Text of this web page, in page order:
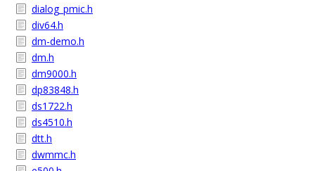
dialog_pmic.h
div64.h
dm-demo.h
dm.h
dm9000.h
dp83848.h
ds1722.h
ds4510.h
dtt.h
dwmmc.h